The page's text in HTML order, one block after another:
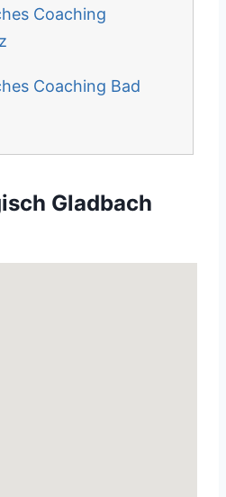
Coaching
Coaching Bad
Gladbach